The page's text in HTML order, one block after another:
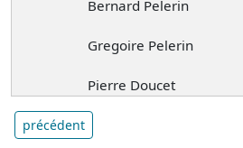
Bernard Pelerin
Gregoire Pelerin
Pierre Doucet
précédent